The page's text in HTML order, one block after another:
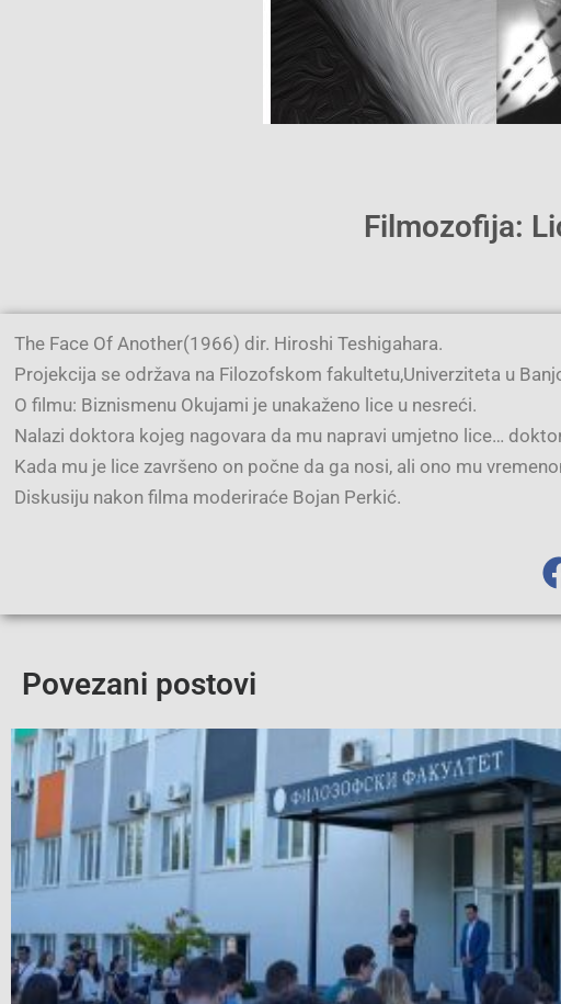
Filmozofija:
The Face Of Another(1966) dir. Hiroshi Teshigahara.
Projekcija se održava na Filozofskom fakultetu,Univerziteta u
O filmu: Biznismenu Okujami je unakaženo lice u nesreći.
Nalazi doktora kojeg nagovara da mu napravi umjetno lice…
Kada mu je lice završeno on počne da ga nosi, ali ono mu
Diskusiju nakon filma moderiraće Bojan Perkić.
Povezani postovi